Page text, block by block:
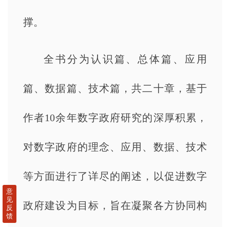
撑。
全书分为认识篇、总体篇、应用
篇、数据篇、技术篇，共二十章，基于
作者10余年数字政府研究的深厚积累，
对数字政府的理念、应用、数据、技术
等方面进行了详尽的阐述，以促进数字
政府建设为目标，旨在凝聚各方协同构
意
见
反
馈